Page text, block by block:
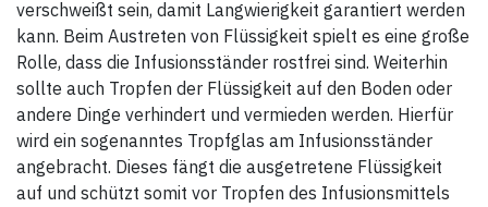
verschweißt sein, damit Langwierigkeit garantiert werden
kann. Beim Austreten von Flüssigkeit spielt es eine große
Rolle, dass die Infusionsständer rostfrei sind. Weiterhin
sollte auch Tropfen der Flüssigkeit auf den Boden oder
andere Dinge verhindert und vermieden werden. Hierfür
wird ein sogenanntes Tropfglas am Infusionsständer
angebracht. Dieses fängt die ausgetretene Flüssigkeit
auf und schützt somit vor Tropfen des Infusionsmittels